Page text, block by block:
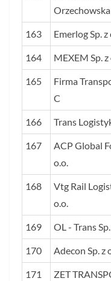
Orzechowska
163 Emerlog Sp. z
164 MEXEM Sp. z
165
Firma
C
166 Trans
167
ACP Global
o.o.
168
Vtg Rail
o.o.
169 OL - Trans
170 Adecon Sp. z
171 ZET